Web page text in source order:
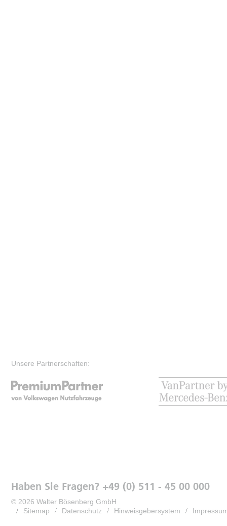
Unsere Partnerschaften:
Haben Sie Fragen? +49 (0) 511 - 45 00 000
© 2026 Walter Bösenberg GmbH
Sitemap
Datenschutz Hinweisgebersystem